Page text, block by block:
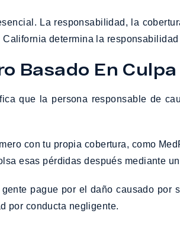
La responsabilidad, la
determina la
Basado En Culpa
que la persona responsable de
con tu propia cobertura, como
esas pérdidas después mediante
pague por el daño causado por
por conducta negligente.